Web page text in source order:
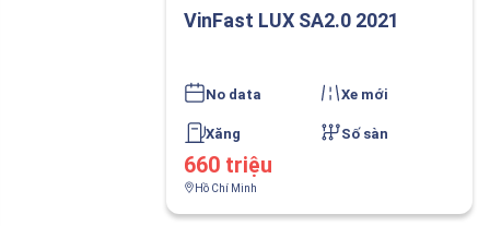
VinFast LUX SA2.0 2021
No data Xe mới
Xăng Số sàn
660 triệu
Hồ Chí Minh